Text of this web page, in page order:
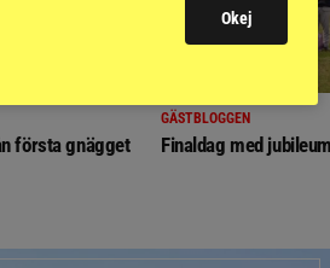
första gnägget
GÄSTBLOGGEN
Finaldag med
Okej